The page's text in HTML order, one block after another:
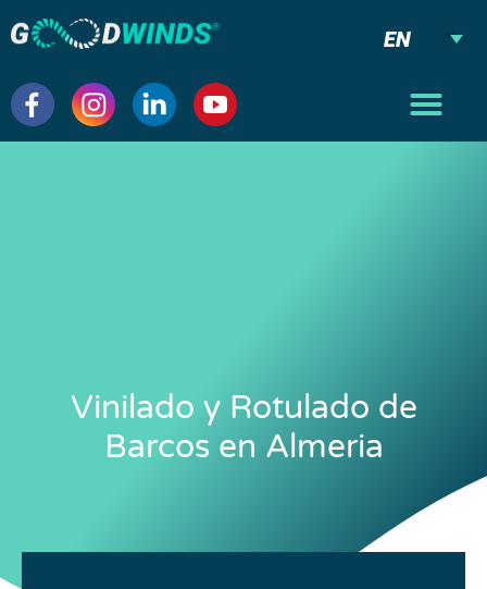
EN
Vinilado y Rotulado de
Barcos en Almeria